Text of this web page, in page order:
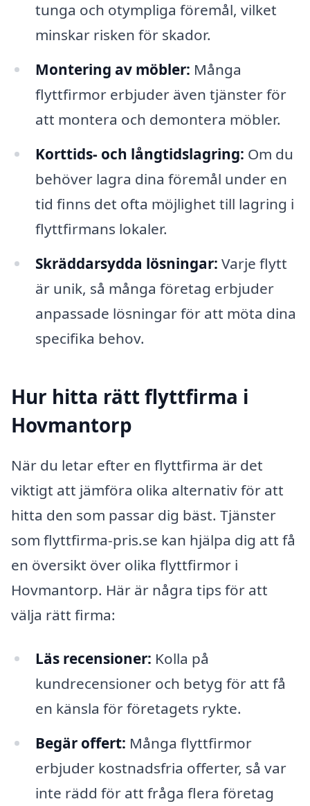
tunga och otympliga föremål, vilket
minskar risken för skador.
Montering av möbler: Många
flyttfirmor erbjuder även tjänster för
att montera och demontera möbler.
Korttids- och långtidslagring: Om du
behöver lagra dina föremål under en
tid finns det ofta möjlighet till lagring i
flyttfirmans lokaler.
Skräddarsydda lösningar: Varje flytt
är unik, så många företag erbjuder
anpassade lösningar för att möta dina
specifika behov.
Hur hitta rätt flyttfirma i
Hovmantorp
När du letar efter en flyttfirma är det
viktigt att jämföra olika alternativ för att
hitta den som passar dig bäst. Tjänster
som flyttfirma-pris.se kan hjälpa dig att få
en översikt över olika flyttfirmor i
Hovmantorp. Här är några tips för att
välja rätt firma:
Läs recensioner: Kolla på
kundrecensioner och betyg för att få
en känsla för företagets rykte.
Begär offert: Många flyttfirmor
erbjuder kostnadsfria offerter, så var
inte rädd för att fråga flera företag